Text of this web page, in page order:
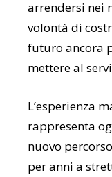
arrendersi nei
volontà di
futuro ancora
mettere al
L’esperienza
rappresenta
nuovo
per anni a